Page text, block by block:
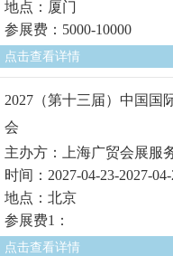
地点：厦门
参展费：5000-10000
点击查看详情
2027（第十三届）中国国
会
主办方：上海广贸会展服
时间：2027-04-23-2027-
地点：北京
参展费1：
点击查看详情